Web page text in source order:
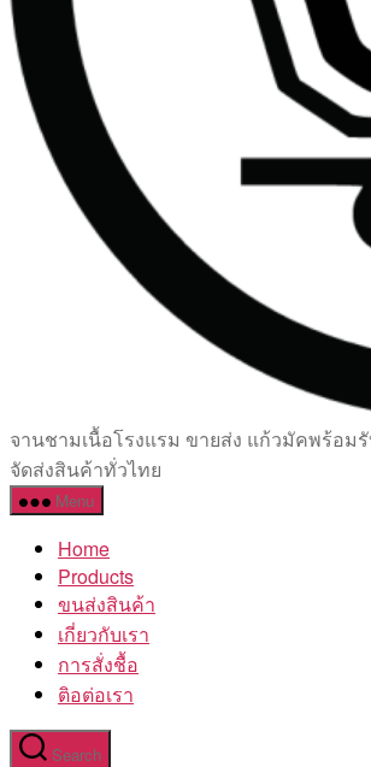
เซรามิค
ครบ
ครัน
โรงงาน
จานชามเนื้อโรงแรม ขายส่ง แก้วมัคพร้อม
จัดส่งสินค้าทั่วไทย
Menu
Home
Products
ขนส่งสินค้า
เกี่ยวกับเรา
การสั่งชื้อ
ติอต่อเรา
Search